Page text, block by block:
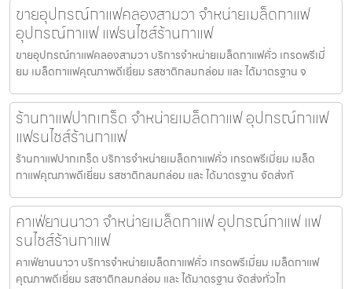
ขายอุปกรณ์กาแฟคลองสามวา จำหน่ายเมล็ดกาแฟ
อุปกรณ์กาแฟ แฟรนไชส์ร้านกาแฟ
ขายอุปกรณ์กาแฟคลองสามวา บริการจำหน่ายเมล็ดกาแฟคั่ว เกรดพรีเมี่
ยม เมล็ดกาแฟคุณภาพดีเยี่ยม รสชาติกลมกล่อม และ ได้มาตรฐาน จ
ร้านกาแฟปากเกร็ด จำหน่ายเมล็ดกาแฟ อุปกรณ์กาแฟ
แฟรนไชส์ร้านกาแฟ
ร้านกาแฟปากเกร็ด บริการจำหน่ายเมล็ดกาแฟคั่ว เกรดพรีเมี่ยม เมล็ด
กาแฟคุณภาพดีเยี่ยม รสชาติกลมกล่อม และ ได้มาตรฐาน จัดส่งทั
คาเฟ่ยานนาวา จำหน่ายเมล็ดกาแฟ อุปกรณ์กาแฟ แฟ
รนไชส์ร้านกาแฟ
คาเฟ่ยานนาวา บริการจำหน่ายเมล็ดกาแฟคั่ว เกรดพรีเมี่ยม เมล็ดกาแฟ
คุณภาพดีเยี่ยม รสชาติกลมกล่อม และ ได้มาตรฐาน จัดส่งทั่วไท